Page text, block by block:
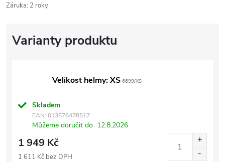
Záruka: 2 roky
Velikost helmy: XS 6699/XS
Skladem
EAN: 013576478517
Můžeme doručit do 12.8.2026
1 949 Kč
1 611 Kč bez DPH